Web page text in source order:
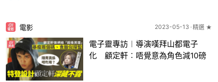
電影 2023-05-13 精選 ★
電子靈專訪︱導演嘆拜山都電子
化 顧定軒︰唔覺意為角色減10磅